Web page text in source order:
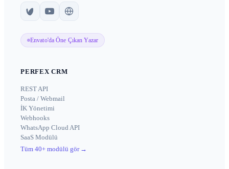
Envato'da Öne Çıkan Yazar
PERFEX CRM
REST API
Posta / Webmail
İK Yönetimi
Webhooks
WhatsApp Cloud API
SaaS Modülü
Tüm 40+ modülü gör →